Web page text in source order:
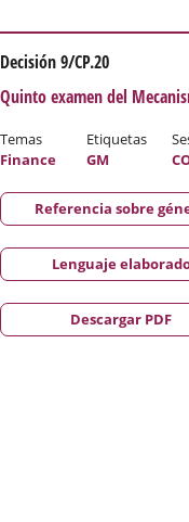
Decisión 9/CP.20
Quinto examen del
Temas
Finance
Etiquetas
GM
Referencia sobre
Lenguaje
Descargar PDF